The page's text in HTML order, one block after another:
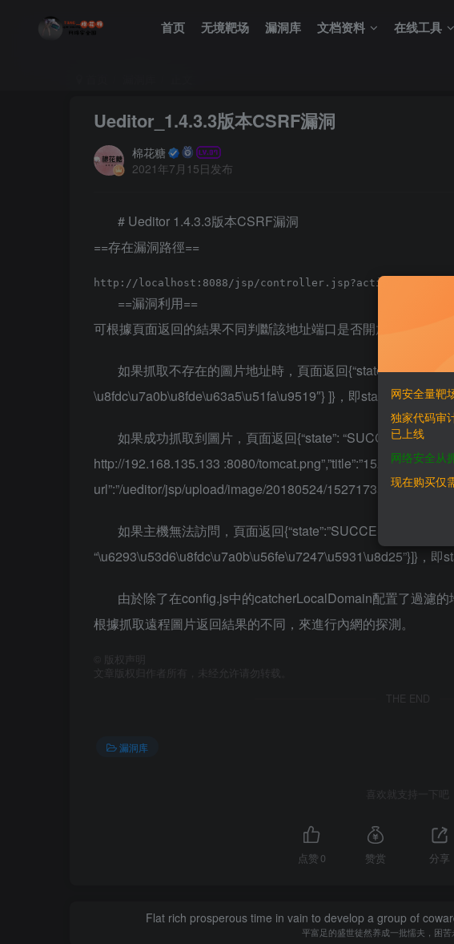
首页 无境靶场 漏洞库 文档资料 在线工具
Ueditor_1.4.3.3版本CSRF漏洞
棉花糖
2021年7月15日发布
# Ueditor 1.4.3.3版本CSRF漏洞
==存在漏洞路徑==
==漏洞利用==
可根據頁面返回的結果不同判斷該地址端口是否開放：
如果抓取不存在的圖片地址時，頁面返回{“state”:
\u8fdc\u7a0b\u8fde\u63a5\u51fa\u9519″} ]}，即state為“遠程連
如果成功抓取到圖片，頁面返回{“state”: “SUCCESS”, list:
http://192.168.135.133 :8080/
url”:”/ueditor/jsp/upload/image/20180524/
如果主機無法訪問，頁面返回{“state”:”SUCCESS”, list:
“\u6293\u53d6\u8fdc\u7a0b\u56fe\u7247\u5931\u8d25”}]}，即
由於除了在config.js中的catcherLocalDomain配置了過濾
根據抓取遠程圖片返回結果的不同，來進行內網的探測。
版权声明
文章版权归作者所有，未经允许请勿转载。
THE END
漏洞库
喜欢就支持一下吧
点赞 0 赞赏 分享
Flat rich prosperous time in vain to develop a group of
平富足的盛世徒然养成一批懦夫，困
网安全量靶
独家代码审
已上线
网络安全从
现在购买仅